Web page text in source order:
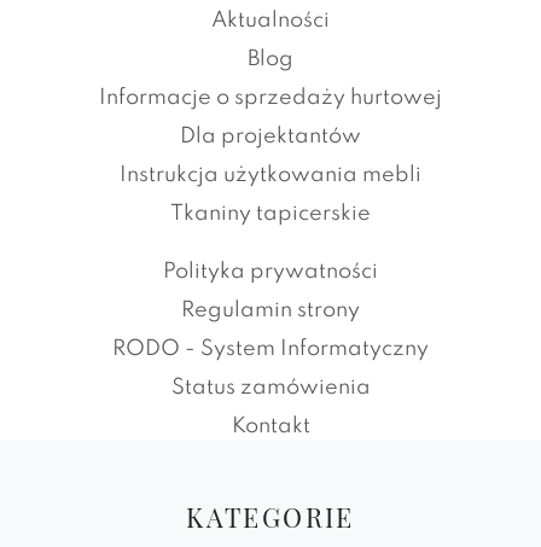
Aktualności
Blog
Informacje o sprzedaży hurtowej
Dla projektantów
Instrukcja użytkowania mebli
Tkaniny tapicerskie
Polityka prywatności
Regulamin strony
RODO - System Informatyczny
Status zamówienia
Kontakt
KATEGORIE